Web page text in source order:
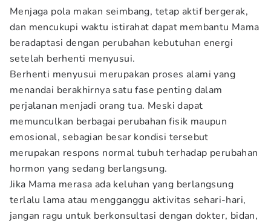
Menjaga pola makan seimbang, tetap aktif bergerak,
dan mencukupi waktu istirahat dapat membantu Mama
beradaptasi dengan perubahan kebutuhan energi
setelah berhenti menyusui.
Berhenti menyusui merupakan proses alami yang
menandai berakhirnya satu fase penting dalam
perjalanan menjadi orang tua. Meski dapat
memunculkan berbagai perubahan fisik maupun
emosional, sebagian besar kondisi tersebut
merupakan respons normal tubuh terhadap perubahan
hormon yang sedang berlangsung.
Jika Mama merasa ada keluhan yang berlangsung
terlalu lama atau mengganggu aktivitas sehari-hari,
jangan ragu untuk berkonsultasi dengan dokter, bidan,